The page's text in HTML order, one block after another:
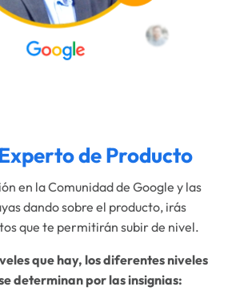
de Producto
en la Comunidad de Google y las
dando sobre el producto, irás
que te permitirán subir de nivel.
que hay, los diferentes niveles
determinan por las insignias: